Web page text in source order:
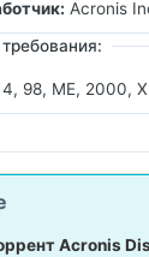
Acronis
98, ME, 2000,
Acronis